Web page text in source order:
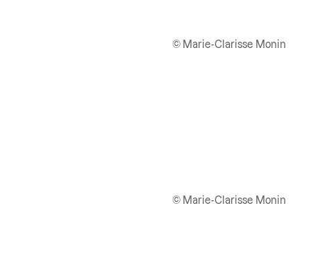
© Marie-Clarisse Monin
© Marie-Clarisse Monin